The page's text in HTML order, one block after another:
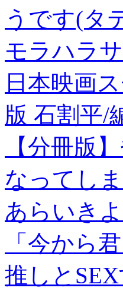
うです(タ
モラハラ
日本映画
版 石割平/
【分冊版
なってし
あらいき
「今から
推しと